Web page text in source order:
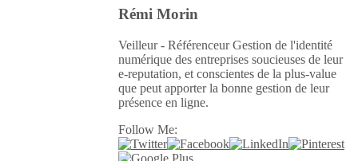
Rémi Morin
Veilleur - Référenceur Gestion de l'identité
numérique des entreprises soucieuses de leur
e-reputation, et conscientes de la plus-value
que peut apporter la bonne gestion de leur
présence en ligne.
Follow Me: